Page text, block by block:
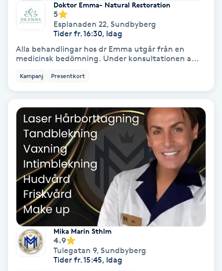
Kärlbehandling
Laserbehandling
Lashlift Keratin
LED-ljusterapi
Liktornar
LPG-behandling
LPG-massage
Luggklippning
Doktor Emma- Natural Restoration
5
Esplanaden 22, Sundbyberg
Tider fr. 16:30, Idag
Alla behandlingar hos dr Emma utgår från en
medicinsk bedömning. Under konsultationen a...
Kampanj Presentkort
Mika Marin Sthlm
4.9
Tulegatan 9, Sundbyberg
Tider fr. 15:45, Idag